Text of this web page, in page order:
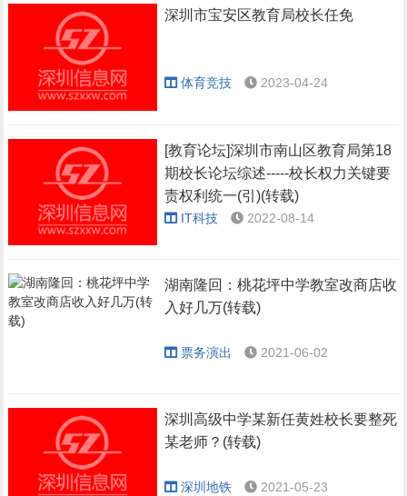
深圳市宝安区教育局校长任免
体育竞技 2023-04-24
[教育论坛]深圳市南山区教育局第18
期校长论坛综述-----校长权力关键要
责权利统一(引)(转载)
IT科技 2022-08-14
湖南隆回：桃花坪中学教室改商店收
入好几万(转载)
票务演出 2021-06-02
深圳高级中学某新任黄姓校长要整死
某老师？(转载)
深圳地铁 2021-05-23